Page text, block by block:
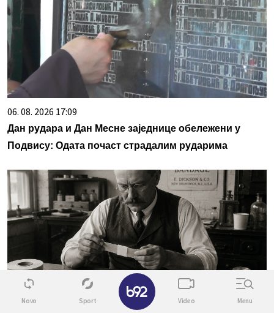
06. 08. 2026 17:09
Дан рудара и Дан Месне заједнице обележени у
Подвису: Одата почаст страдалим рударима
06. 08. 2026 17:02
Novo Sport Video Menu
✕